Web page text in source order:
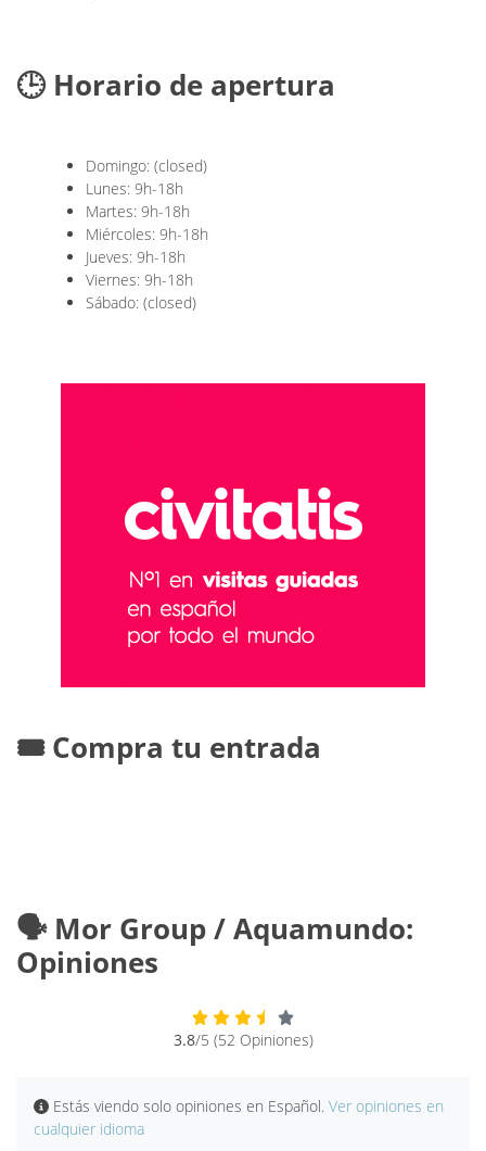
🕒 Horario de apertura
Domingo: (closed)
Lunes: 9h-18h
Martes: 9h-18h
Miércoles: 9h-18h
Jueves: 9h-18h
Viernes: 9h-18h
Sábado: (closed)
🎟️ Compra tu entrada
🗣️ Mor Group / Aquamundo:
Opiniones
3.8/5 (52 Opiniones)
Estás viendo solo opiniones en Español. Ver opiniones en
cualquier idioma